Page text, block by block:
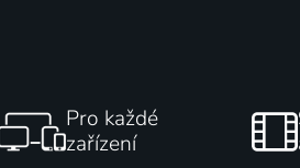
Pro každé
zařízení